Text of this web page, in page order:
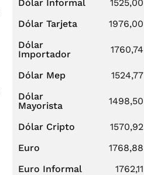
Dólar Informal
1525,00
Dólar Tarjeta
1976,00
Dólar
Importador
1760,74
Dólar Mep 1524,77
Dólar
Mayorista
1498,50
Dólar Cripto 1570,92
Euro
1768,88
Euro Informal
1762,11